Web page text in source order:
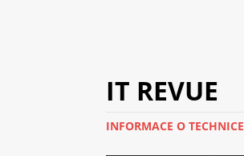
IT REVUE
INFORMACE O TECHNICE